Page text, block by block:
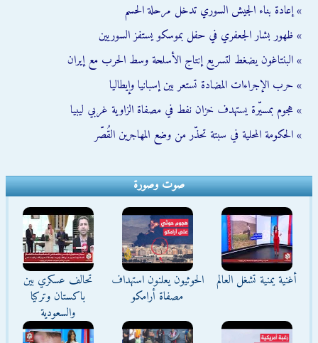
» إعادة بناء الجيش السوري تدخل مرحلة الحسم
» ظهور بشار الجعفري في حفل بموسكو يستفز السوريين
» البنتاغون يضغط لتسريع إنتاج الأسلحة وسط الحرب مع إيران
» حرب الإجراءات المضادة تستعر بين إسبانيا وإيطاليا
» هجوم بمسيّرة يستهدف خزان نفط في مصفاة الزاوية غربي ليبيا
» الحكومة المحلية في سبتة تحذّر من وضع المهاجرين القُصّر
صوت وصورة
أغنية يمنية تشغل العالم
الحوثيون يعلنون استهداف
مصفاة أرامكو
تحالف عسكري بين
باكستان وتركيا
والسعودية